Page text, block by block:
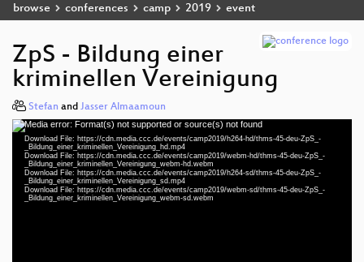
browse conferences camp 2019 event
ZpS - Bildung einer
kriminellen Vereinigung
Stefan and Jasser Almaamoun
Video
Player
Media error: Format(s) not supported or source(s) not found
Download File: https://cdn.media.ccc.de/events/camp2019/h264-hd/thms-45-deu-ZpS_-
_Bildung_einer_kriminellen_Vereinigung_hd.mp4
Download File: https://cdn.media.ccc.de/events/camp2019/webm-hd/thms-45-deu-ZpS_-
_Bildung_einer_kriminellen_Vereinigung_webm-hd.webm
Download File: https://cdn.media.ccc.de/events/camp2019/h264-sd/thms-45-deu-ZpS_-
_Bildung_einer_kriminellen_Vereinigung_sd.mp4
Download File: https://cdn.media.ccc.de/events/camp2019/webm-sd/thms-45-deu-ZpS_-
_Bildung_einer_kriminellen_Vereinigung_webm-sd.webm